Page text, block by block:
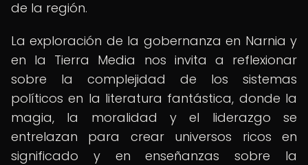
de la región.
La exploración de la gobernanza en Narnia y
en la Tierra Media nos invita a reflexionar
sobre la complejidad de los sistemas
políticos en la literatura fantástica, donde la
magia, la moralidad y el liderazgo se
entrelazan para crear universos ricos en
significado y en enseñanzas sobre la